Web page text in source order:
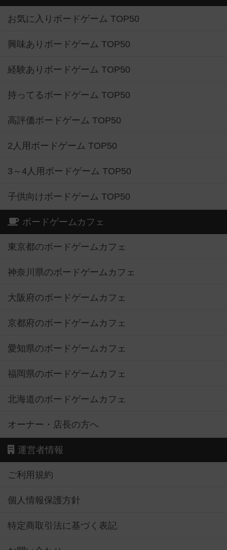
お気に入りボードゲーム TOP50
興味ありボードゲーム TOP50
経験ありボードゲーム TOP50
持ってるボードゲーム TOP50
高評価ボードゲーム TOP50
2人用ボードゲーム TOP50
3～4人用ボードゲーム TOP50
子供向けボードゲーム TOP50
ボードゲームカフェ
東京都のボードゲームカフェ
神奈川県のボードゲームカフェ
大阪府のボードゲームカフェ
京都府のボードゲームカフェ
愛知県のボードゲームカフェ
福岡県のボードゲームカフェ
北海道のボードゲームカフェ
オーナー・店長の方へ
運営者情報
ご利用規約
個人情報保護方針
特定商取引法に基づく表記